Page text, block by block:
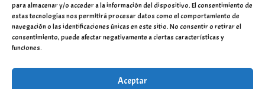
para almacenar y/o acceder a la información del dispositivo. El consentimiento de
estas tecnologías nos permitirá procesar datos como el comportamiento de
navegación o las identificaciones únicas en este sitio. No consentir o retirar el
consentimiento, puede afectar negativamente a ciertas características y
funciones.
Aceptar